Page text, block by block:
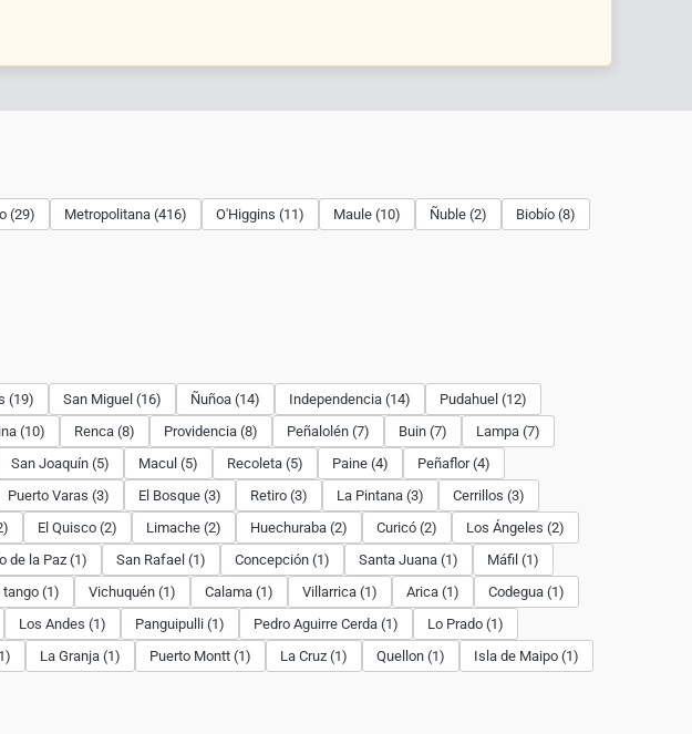
(29) Metropolitana (416) O'Higgins (11) Maule (10) Ñuble (2)
Biobío (8)
(19) San Miguel (16) Ñuñoa (14) Independencia (14)
Pudahuel (12)
(10) Renca (8) Providencia (8) Peñalolén (7) Buin (7)
Lampa (7)
San Joaquín (5) Macul (5) Recoleta (5) Paine (4)
Peñaflor (4)
Puerto Varas (3) El Bosque (3) Retiro (3) La Pintana (3)
Cerrillos (3)
El Quisco (2) Limache (2) Huechuraba (2) Curicó (2)
Los Ángeles (2)
de la Paz (1) San Rafael (1) Concepción (1) Santa Juana (1)
Máfil (1)
(1) Vichuquén (1) Calama (1) Villarrica (1) Arica (1)
Codegua (1)
Los Andes (1) Panguipulli (1) Pedro Aguirre Cerda (1)
Lo Prado (1)
La Granja (1) Puerto Montt (1) La Cruz (1) Quellon (1)
Isla de Maipo (1)